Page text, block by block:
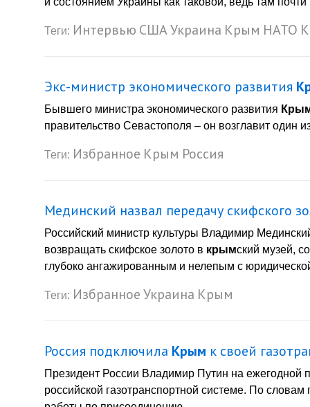
Теги: Интервью СШАУкраина Крым НАТО
Экс-министр экономического развития
Бывшего министра экономического развития
правительство Севастополя – он возглавит один
Теги: Избранное Крым Россия
Мединский назвал передачу скифского
Российский министр культуры Владимир
возвращать скифское золото в крымский музей,
глубоко ангажированным и нелепым с
Теги: ИзбранноеУкраина Крым
Россия подключила Крым к своей
Президент России Владимир Путин на
российской газотранспортной системе. По